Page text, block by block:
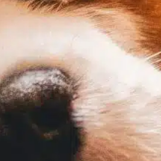
puede afectar
Entender estos
los dueños de
informadas con
peludos.
Un cambio
la esterilización es